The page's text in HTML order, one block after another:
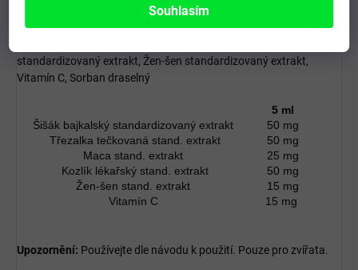
Souhlasím
Invertní fruktózový sirup, Šišák bajkalský
standardizovaný extrakt, Třezalka tečkovaná standardizovaný
standardizovaný extrakt, Žen-šen standardizovaný extrakt,
Vitamín C, Sorban draselný
5 ml
Šišák bajkalský standardizovaný extrakt
50 mg
Třezalka tečkovaná stand. extrakt
50 mg
Maca stand. extrakt
25 mg
Kozlík lékařský stand. extrakt
50 mg
Žen-šen stand. extrakt
15 mg
Vitamín C
15 mg
Upozornění: Používejte dle návodu k použití. Pouze pro zvířata.